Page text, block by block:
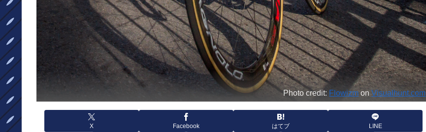
Photo credit: FlowizmonVisualhunt.com
X Facebook はてブ LINE